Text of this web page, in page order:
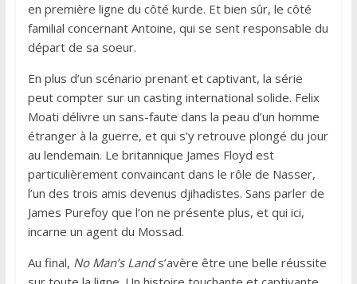
en première ligne du côté kurde. Et bien sûr, le côté
familial concernant Antoine, qui se sent responsable du
départ de sa soeur.
En plus d’un scénario prenant et captivant, la série
peut compter sur un casting international solide. Felix
Moati délivre un sans-faute dans la peau d’un homme
étranger à la guerre, et qui s’y retrouve plongé du jour
au lendemain. Le britannique James Floyd est
particulièrement convaincant dans le rôle de Nasser,
l’un des trois amis devenus djihadistes. Sans parler de
James Purefoy que l’on ne présente plus, et qui ici,
incarne un agent du Mossad.
Au final, No Man’s Lands’avère être une belle réussite